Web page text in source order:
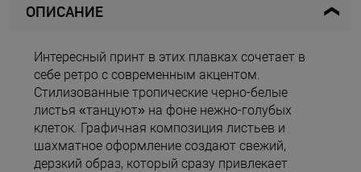
ОПИСАНИЕ
Интересный принт в этих плавках сочетает в
себе ретро с современным акцентом.
Стилизованные тропические черно-белые
листья «танцуют» на фоне нежно-голубых
клеток. Графичная композиция листьев и
шахматное оформление создают свежий,
дерзкий образ, который сразу привлекает